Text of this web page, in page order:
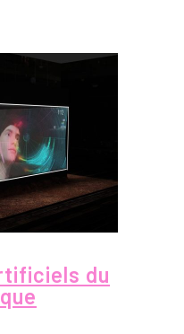
du